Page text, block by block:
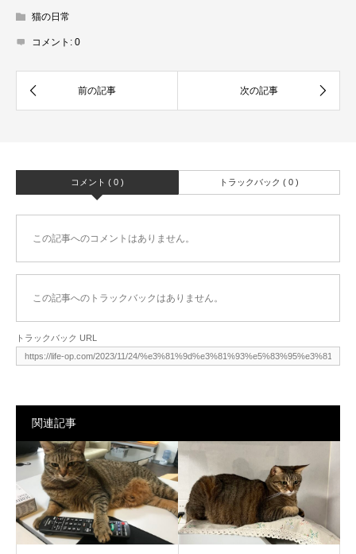
猫の日常
コメント: 0
コメント ( 0 ) トラックバック ( 0 )
この記事へのコメントはありません。
この記事へのトラックバックはありません。
トラックバック URL
関連記事